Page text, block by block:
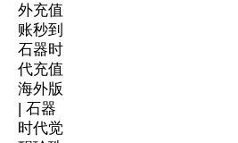
外充值
账秒到
石器时
代充值
海外版
| 石器
时代觉